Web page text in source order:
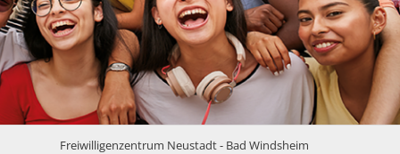
Freiwilligenzentrum Neustadt - Bad Windsheim